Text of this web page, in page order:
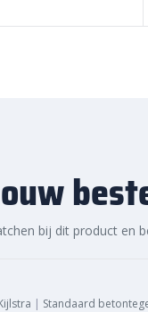
bij dit product en
| Standaard